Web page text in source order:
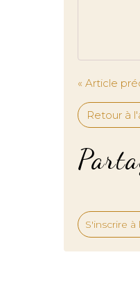
« Article
Retour à
S'inscrire